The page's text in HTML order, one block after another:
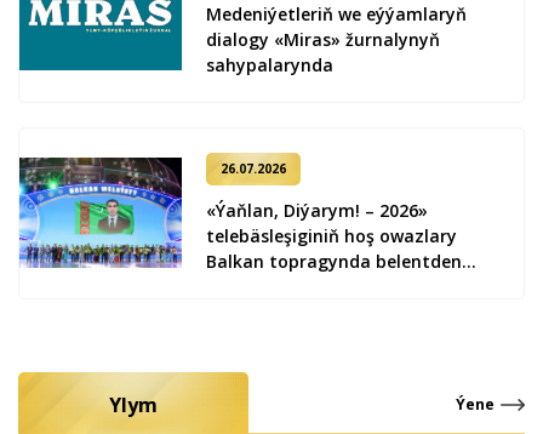
Medeniýetleriň we eýýamlaryň
dialogy «Miras» žurnalynyň
sahypalarynda
26.07.2026
«Ýaňlan, Diýarym! – 2026»
telebäsleşiginiň hoş owazlary
Balkan topragynda belentden
Ylym Ýene